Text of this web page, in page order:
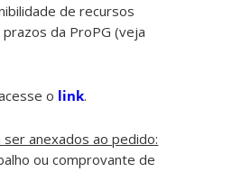
de recursos
da ProPG (veja
o link.
anexados ao pedido:
ou comprovante de